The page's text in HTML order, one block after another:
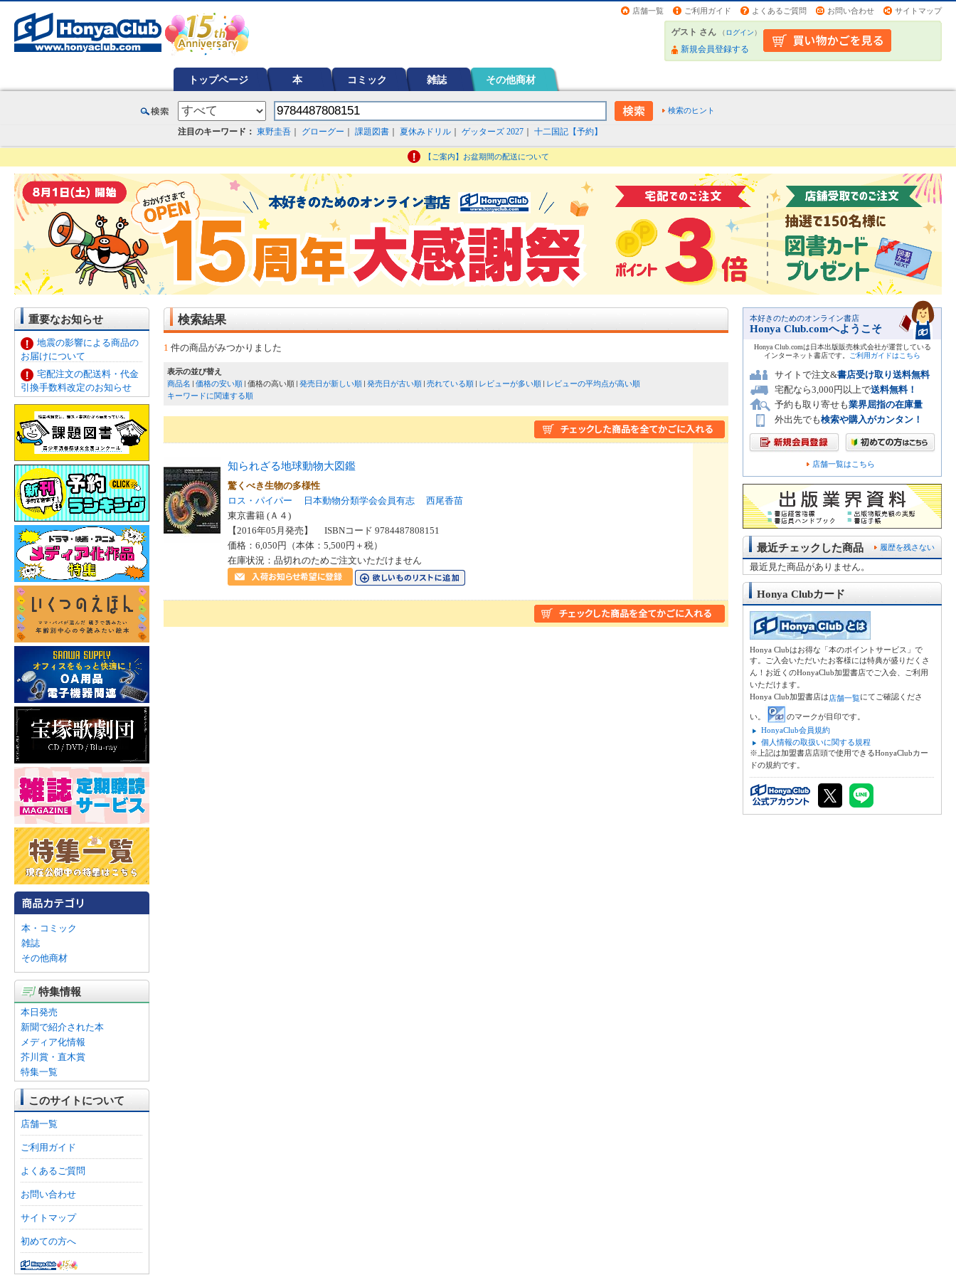
店舗一覧 ご利用ガイド よくあるご質問 お問い合わせ サイトマップ
ゲスト さん （ログイン）
新規会員登録する
トップページ 本 コミック 雑誌 その他商材
検索のヒント
注目のキーワード： 東野圭吾 グローグー 課題図書 夏休みドリル ゲッターズ 2027 十二国記【予約】
【ご案内】お盆期間の配送について
重要なお知らせ
地震の影響による商品の
お届けについて
宅配注文の配送料・代金
引換手数料改定のお知らせ
本・コミック
雑誌
その他商材
特集情報
本日発売
新聞で紹介された本
メディア化情報
芥川賞・直木賞
特集一覧
このサイトについて
店舗一覧
ご利用ガイド
よくあるご質問
お問い合わせ
サイトマップ
初めての方へ
検索結果
1 件の商品がみつかりました
表示の並び替え
商品名
価格の安い順 価格の高い順 発売日が新しい順 発売日が古い順 売れている順 レビューが多い順
レビューの平均点が高い順
キーワードに関連する順
知られざる地球動物大図鑑
驚くべき生物の多様性
ロス・パイパー
日本動物分類学会会員有志
西尾香苗
東京書籍 (Ａ４)
【2016年05月発売】 ISBNコード 9784487808151
価格：6,050円（本体：5,500円＋税）
在庫状況：品切れのためご注文いただけません
本好きのためのオンライン書店
Honya Club.comへようこそ
Honya Club.comは日本出版販売株式会社が運営している
インターネット書店です。
ご利用ガイドはこちら
サイトで注文&書店受け取り送料無料
宅配なら3,000円以上で送料無料！
予約も取り寄せも業界屈指の在庫量
外出先でも検索や購入がカンタン！
店舗一覧はこちら
履歴を残さない
最近チェックした商品
最近見た商品がありません。
Honya Clubカード
Honya Clubはお得な「本のポイントサービス」で
す。ご入会いただいたお客様には特典が盛りだくさ
ん！お近くのHonyaClub加盟書店でご入会、ご利用
いただけます。
Honya Club加盟書店は店舗一覧にてご確認くださ
い。
のマークが目印です。
HonyaClub会員規約
個人情報の取扱いに関する規程
※上記は加盟書店店頭で使用できるHonyaClubカー
ドの規約です。